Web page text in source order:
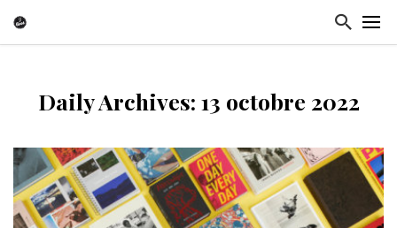
Daily Archives: 13 octobre 2022